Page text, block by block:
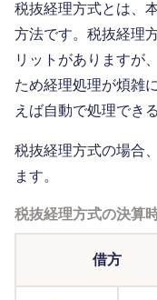
税抜経理方式とは、
方法です。税抜経理
リットがありますが
ため経理処理が煩雑
えば自動で処理でき
税抜経理方式の場合
ます。
税抜経理方式の決算
借方